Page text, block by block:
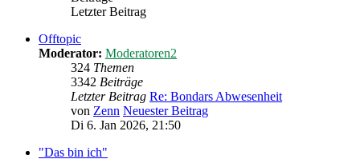
Letzter Beitrag
Offtopic
Moderator: Moderatoren2
324 Themen
3342 Beiträge
Letzter Beitrag Re: Bondars Abwesenheit
von Zenn Neuester Beitrag
Di 6. Jan 2026, 21:50
"Das bin ich"